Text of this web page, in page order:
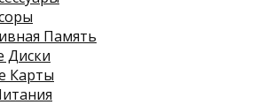
Память
Диски
Карты